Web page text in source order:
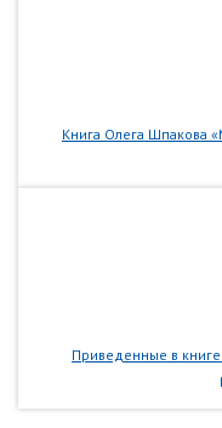
Книга Олега Шпакова
Приведенные в книге